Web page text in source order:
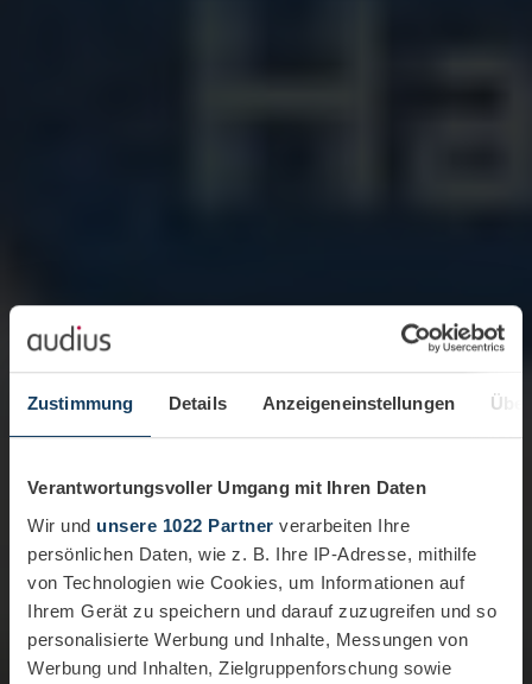
Zustimmung Details Anzeigeneinstellungen
Verantwortungsvoller Umgang mit Ihren Daten
Wir und unsere 1022 Partner verarbeiten Ihre
persönlichen Daten, wie z. B. Ihre IP-Adresse, mithilfe
von Technologien wie Cookies, um Informationen auf
Ihrem Gerät zu speichern und darauf zuzugreifen und so
personalisierte Werbung und Inhalte, Messungen von
Werbung und Inhalten, Zielgruppenforschung sowie